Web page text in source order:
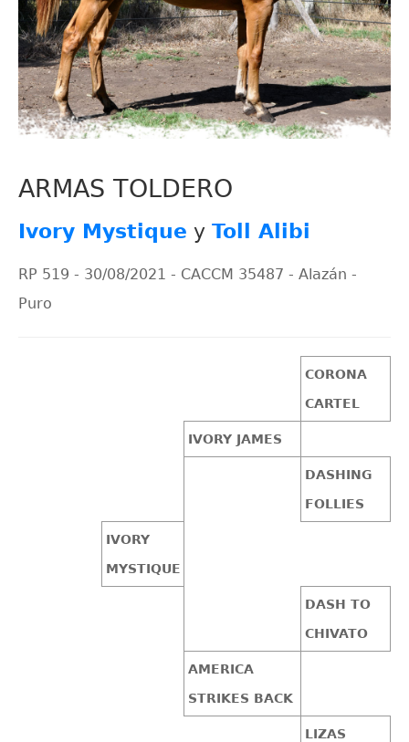
ARMAS TOLDERO
Ivory Mystique y Toll Alibi
RP 519 - 30/08/2021 - CACCM 35487 - Alazán -
Puro
CORONA
CARTEL
IVORY JAMES
DASHING
FOLLIES
IVORY
MYSTIQUE
DASH TO
CHIVATO
AMERICA
STRIKES BACK
LIZAS